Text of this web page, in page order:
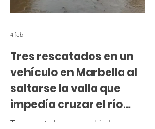
vehículo ha colisionado contra el
fuentes de la Subdelegación del Gob
Tres rescatados en un
vehículo en Marbella al
saltarse la valla que
impedía cruzar el río
Verde
Tres rescatados en un vehículo en
4 feb